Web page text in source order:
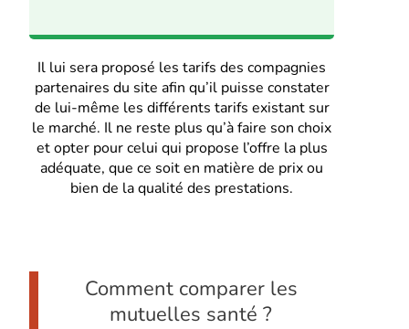
Il lui sera proposé les tarifs des compagnies
partenaires du site afin qu’il puisse constater
de lui-même les différents tarifs existant sur
le marché. Il ne reste plus qu’à faire son choix
et opter pour celui qui propose l’offre la plus
adéquate, que ce soit en matière de prix ou
bien de la qualité des prestations.
Comment comparer les
mutuelles santé ?